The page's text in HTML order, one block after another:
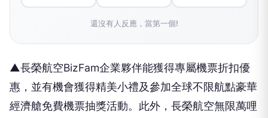
還沒有人反應，當第一個!
▲長榮航空BizFam企業夥伴能獲得專屬機票折扣優
惠，並有機會獲得精美小禮及參加全球不限航點豪華
經濟艙免費機票抽獎活動。此外，長榮航空無限萬哩